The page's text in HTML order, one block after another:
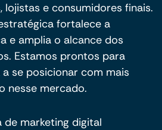
e consumidores finais.
fortalece a
e amplia o alcance dos
Estamos prontos para
se posicionar com mais
nesse mercado.
de marketing digital